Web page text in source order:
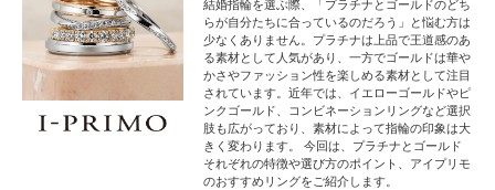
結婚指輪を選ぶ際、「プラチナとゴールドのどち
らが自分たちに合っているのだろう」と悩む方は
少なくありません。プラチナは上品で王道感のあ
る素材として人気があり、一方でゴールドは華や
かさやファッション性を楽しめる素材として注目
されています。近年では、イエローゴールドやピ
ンクゴールド、コンビネーションリングなど選択
肢も広がっており、素材によって指輪の印象は大
きく変わります。 今回は、プラチナとゴールド
それぞれの特徴や選び方のポイント、アイプリモ
のおすすめリングをご紹介します。